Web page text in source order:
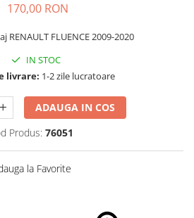
170,00 RON
RENAULT FLUENCE 2009-2020
IN STOC
livrare: 1-2 zile lucratoare
ADAUGA IN COS
Produs: 76051
la Favorite